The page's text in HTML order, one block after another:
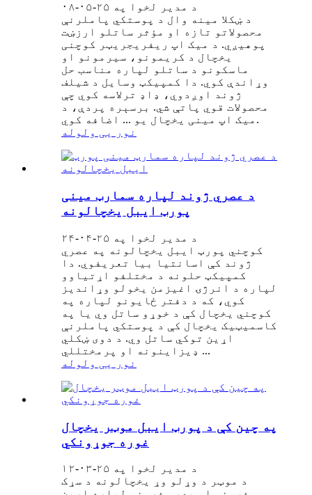
د مدیر لخوا په ۲۵-۰۵-۰۸
د ښکلا مینه وال د پوستکي پاملرنې
محصولاتو تازه او مؤثر ساتلو ارزښت
پوهیږي. د میک اپ ریفریجریټر کوچنی
یخچال د کریمونو، سیرمونو او
ماسکونو د ساتلو لپاره مناسب حل
وړاندې کوي. دا کمپیکټ وسایل د شیلف
ژوند اوږدوي، ډاډ ترلاسه کوي چې
محصولات قوي پاتې شي. برسېره پردې، د
میک اپ مینی یخچال یو ... اضافه کوي.
نور یی ولوله
د عصري ژوند لپاره سمارټ مینی
پورټ ایبل یخچالونه
د مدیر لخوا په ۲۵-۰۴-۲۴
کوچني پورټ ایبل یخچالونه په عصري
ژوند کې اسانتیا بیا تعریفوي. دا
کمپیکټ حلونه د مختلفو اړتیاوو
لپاره د انرژۍ اغیزمن یخولو وړاندیز
کوي، که د دفتر ځایونو لپاره په
کوچني یخچال کې د خوړو ساتل وي یا په
کاسمیټیک یخچال کې د پوستکي پاملرنې
اړین توکي ساتل وي. د دوی ښکلي
ډیزاینونه او پرمختللي ...
نور یی ولوله
په چین کې د پورټ ایبل موټر یخچال
غوره جوړونکي
د مدیر لخوا په ۲۵-۰۳-۱۲
د موټر د وړلو وړ یخچالونه د سړک